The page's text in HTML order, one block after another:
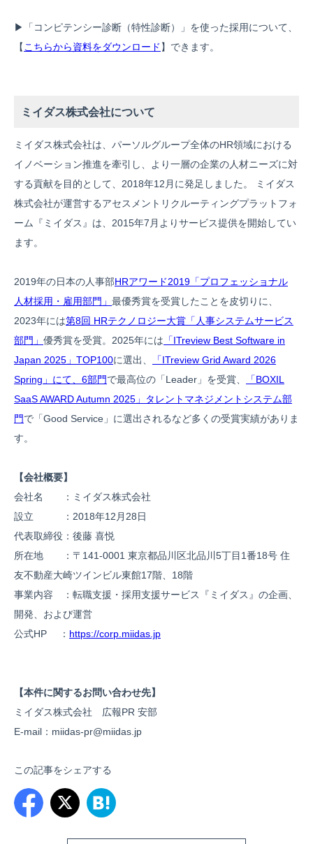
▶︎「コンピテンシー診断（特性診断）」を使った採用について、
【 こちらから資料をダウンロード 】できます。
ミイダス株式会社について
ミイダス株式会社は、パーソルグループ全体のHR領域における
イノベーション推進を牽引し、より一層の企業の人材ニーズに対
する貢献を目的として、2018年12月に発足しました。 ミイダス
株式会社が運営するアセスメントリクルーティングプラットフォ
ーム『ミイダス』は、2015年7月よりサービス提供を開始してい
ます。
2019年の日本の人事部HRアワード2019「プロフェッショナル
人材採用・雇用部門」 最優秀賞を受賞したことを皮切りに、
2023年には第8回 HRテクノロジー大賞「人事システムサービス
部門」 優秀賞を受賞。2025年には 「ITreview Best Software in
Japan 2025」TOP100に選出、
「ITreview Grid Award 2026
Spring」にて、6部門で最高位の「Leader」を受賞、
「BOXIL
SaaS AWARD Autumn 2025」タレントマネジメントシステム部
門で「Good Service」に選出されるなど多くの受賞実績がありま
す。
【会社概要】
会社名 ：ミイダス株式会社
設立 ：2018年12月28日
代表取締役：後藤 喜悦
所在地 ：〒141-0001 東京都品川区北品川5丁目1番18号 住
友不動産大崎ツインビル東館17階、18階
事業内容 ：転職支援・採用支援サービス『ミイダス』の企画、
開発、および運営
公式HP ： https://corp.miidas.jp
【本件に関するお問い合わせ先】
ミイダス株式会社 広報PR 安部
E-mail：miidas-pr@miidas.jp
この記事をシェアする